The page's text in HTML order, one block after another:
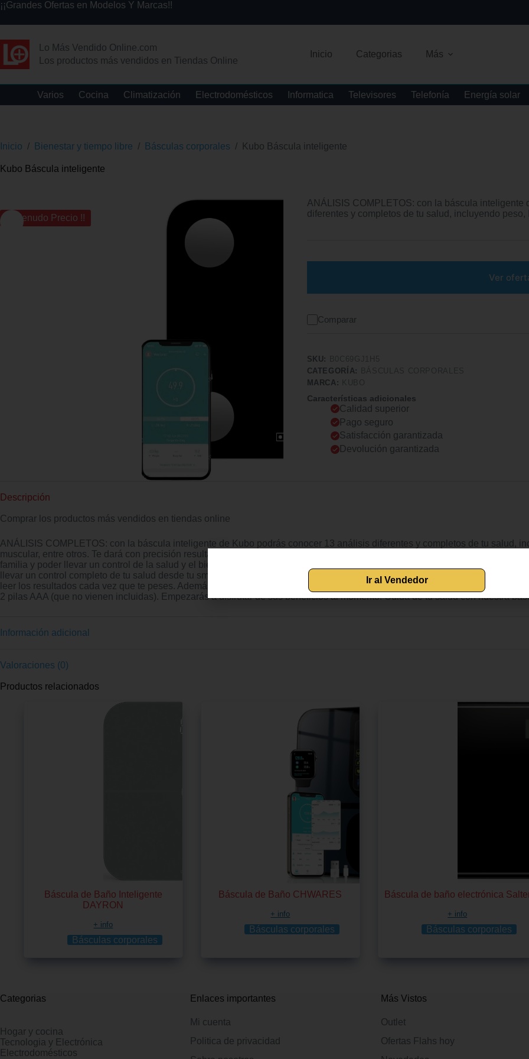
¡¡Grandes Ofertas en Modelos Y Marcas!!
Lo Más Vendido Online.com
Los productos más vendidos en Tiendas Online
Inicio Categorias Más
Varios Cocina Climatización Electrodomésticos Informatica Televisores Telefonía Energía solar
Inicio / Bienestar y tiempo libre / Básculas corporales / Kubo Báscula inteligente
Kubo Báscula inteligente
¡¡ Menudo Precio !!
ANÁLISIS COMPLETOS: con la báscula inteligente
diferentes y completos de tu salud, incluyendo
Ver
Comparar
SKU:
CATEGORÍA:
MARCA:
Características adicionales
Calidad superior
Pago seguro
Satisfacción garantizada
Devolución garantizada
Descripción
Comprar los productos más vendidos en tiendas online
ANÁLISIS COMPLETOS: con la báscula inteligente de Kubo podrás conocer 13 análisis diferentes y completos de tu salud,
muscular, entre otros. Te dará con precisión resultados fiables. Color: Negro. HASTA 10 USUARIOS: la báscula de baño
familia y poder llevar un control de la salud y el bienestar de todos en casa. APP COMPATIBLE: la aplicación de la báscula
llevar un control completo de tu salud desde tu smartphone y registrar cada uno de tus avances. FÁCIL DE USAR: su cristal
leer los resultados cada vez que te peses. Además, la báscula de baño cuenta con apagado automático e indicador de
2 pilas AAA (que no vienen incluidas). Empezarás a disfrutar de sus beneficios al momento. Cuida de tu salud con nuestra
Información adicional
Valoraciones (0)
Productos relacionados
Báscula de Baño Inteligente
DAYRON
+ info
Básculas corporales
Báscula de Baño CHWARES
+ info
Básculas corporales
Báscula de baño electrónica
+ info
Básculas corporales
Categorias
Hogar y cocina
Tecnologia y Electrónica
Electrodomésticos
Enlaces importantes
Mi cuenta
Politica de privacidad
Más Vistos
Outlet
Ofertas Flahs hoy